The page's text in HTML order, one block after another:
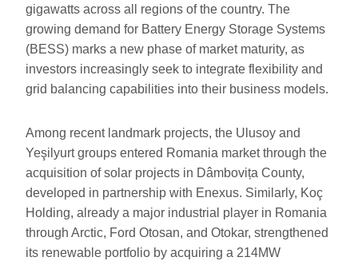
gigawatts across all regions of the country. The
growing demand for Battery Energy Storage Systems
(BESS) marks a new phase of market maturity, as
investors increasingly seek to integrate flexibility and
grid balancing capabilities into their business models.
Among recent landmark projects, the Ulusoy and
Yeşilyurtgroups entered Romania market through the
acquisition of solar projects in Dâmbovița County,
developed in partnership with Enexus. Similarly, Koç
Holding, already a major industrial player in Romania
through Arctic, Ford Otosan, and Otokar, strengthened
its renewable portfolio by acquiring a 214MW